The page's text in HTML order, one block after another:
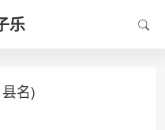
乐
名)